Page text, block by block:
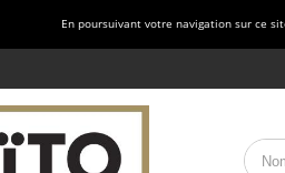
En poursuivant votre navigation sur ce